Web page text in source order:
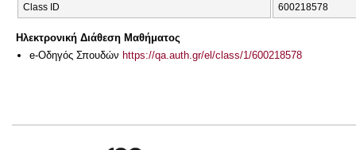
Class ID 600218578
Ηλεκτρονική Διάθεση Μαθήματος
e-Οδηγός Σπουδών https://qa.auth.gr/el/class/1/600218578